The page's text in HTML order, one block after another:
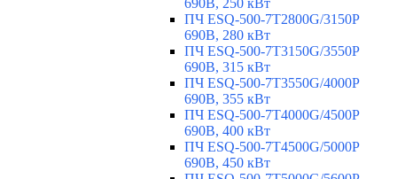
690В, 250 кВт
ПЧ ESQ-500-7T2800G/3150P
690В, 280 кВт
ПЧ ESQ-500-7T3150G/3550P
690В, 315 кВт
ПЧ ESQ-500-7T3550G/4000P
690В, 355 кВт
ПЧ ESQ-500-7T4000G/4500P
690В, 400 кВт
ПЧ ESQ-500-7T4500G/5000P
690В, 450 кВт